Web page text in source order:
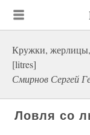
Кружки, жерлицы,
[litres]
Смирнов Сергей
Ловля со